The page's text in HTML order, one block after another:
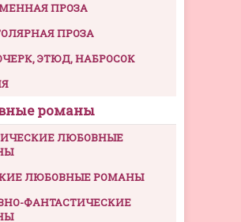
ПРОЗА
ПРОЗА
ЭТЮД, НАБРОСОК
романы
ЛЮБОВНЫЕ
ЛЮБОВНЫЕ РОМАНЫ
ФАНТАСТИЧЕСКИЕ